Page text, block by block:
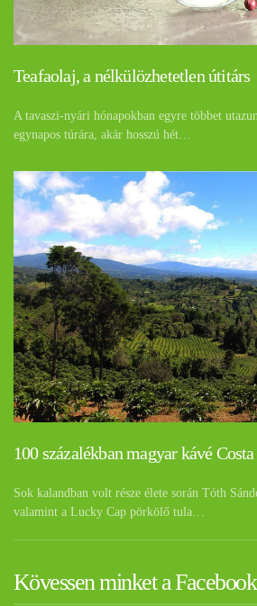
Teafaolaj, a nélkülözhetetlen útitárs
A tavaszi-nyári hónapokban egyre többet
egynapos túrára, akár hosszú hét…
100 százalékban magyar kávé
Sok kalandban volt része élete során Tóth
valamint a Lucky Cap pörkölő tula…
Kövessen minket a